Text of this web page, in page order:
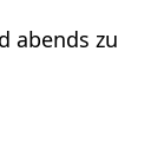
abends zu